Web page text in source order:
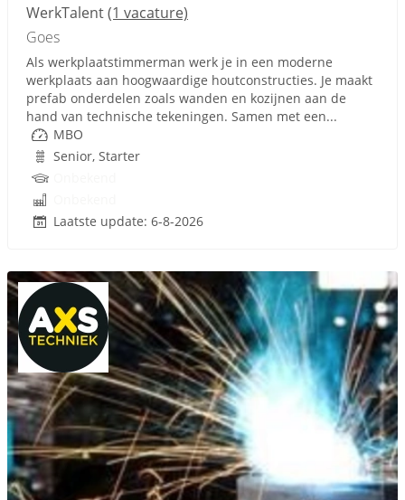
WerkTalent(1 vacature)
Goes
Als werkplaatstimmerman werk je in een moderne
werkplaats aan hoogwaardige houtconstructies. Je maakt
prefab onderdelen zoals wanden en kozijnen aan de
hand van technische tekeningen. Samen met een...
MBO
Senior, Starter
Laatste update: 6-8-2026